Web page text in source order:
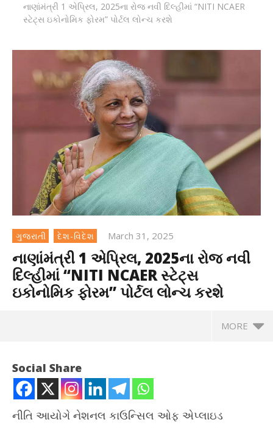
નાણાંમંત્રી 1 એપ્રિલ, 2025ના રોજ નવી દિલ્હીમાં “NITI NCAER
સ્ટેટ્સ ઇકોનોમિક ફોરમ” પોર્ટલ લોન્ચ કરશે
ગુજરાતી દેશ-વિદેશ March 31, 2025
નાણાંમંત્રી 1 એપ્રિલ, 2025ના રોજ નવી
દિલ્હીમાં “NITI NCAER સ્ટેટ્સ
ઇકોનોમિક ફોરમ” પોર્ટલ લોન્ચ કરશે
MORE
Social Share
નીતિ આયોગે નેશનલ કાઉન્સિલ ઓફ એપ્લાઇડ